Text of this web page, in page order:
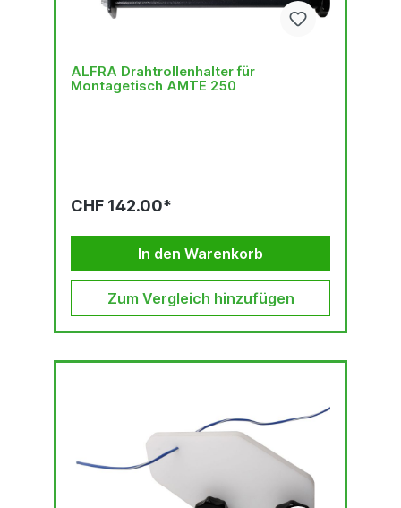
ALFRA Drahtrollenhalter für
Montagetisch AMTE 250
CHF 142.00*
In den Warenkorb
Zum Vergleich hinzufügen